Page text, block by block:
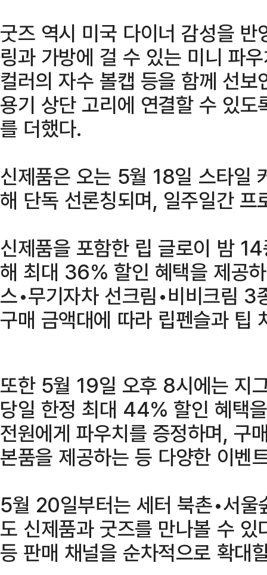
굿즈 역시 미국 다이너 감성을
링과 가방에 걸 수 있는 미니 파
컬러의 자수 볼캡 등을 함께 선
용기 상단 고리에 연결할 수 있
를 더했다.
신제품은 오는 5월 18일 스타일
해 단독 선론칭되며, 일주일간 프
신제품을 포함한 립 글로이 밤
해 최대 36% 할인 혜택을 제공
스•무기자차 선크림•비비크림 3
구매 금액대에 따라 립펜슬과 팁
또한 5월 19일 오후 8시에는 지
당일 한정 최대 44% 할인 혜택
전원에게 파우치를 증정하며, 구
본품을 제공하는 등 다양한 이벤
5월 20일부터는 세터 북촌•서
도 신제품과 굿즈를 만나볼 수
등 판매 채널을 순차적으로 확대